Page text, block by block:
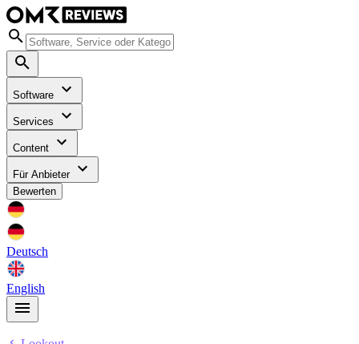
Software
Services
Content
Für Anbieter
Bewerten
Deutsch
English